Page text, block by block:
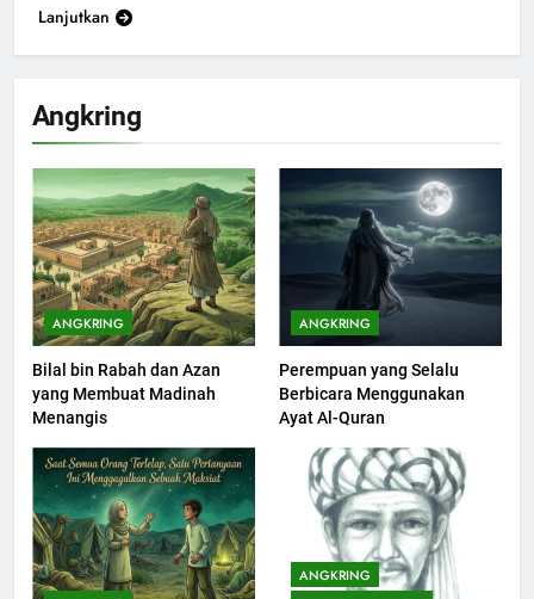
Angkring
ANGKRING
Bilal bin Rabah dan Azan
yang Membuat Madinah
Menangis
ANGKRING
Perempuan yang Selalu
Berbicara Menggunakan
Ayat Al-Quran
ANGKRING
200
Khutbah Idul Fitri di Rumah
KHUTBAH
201
Khutbah jumat: Sejarah
Seebagai Pembangkit Jiwa
KHUTBAH
202
Khutbah Jumat : Supaya Amal
Bisa Diterima
Lanjutkan